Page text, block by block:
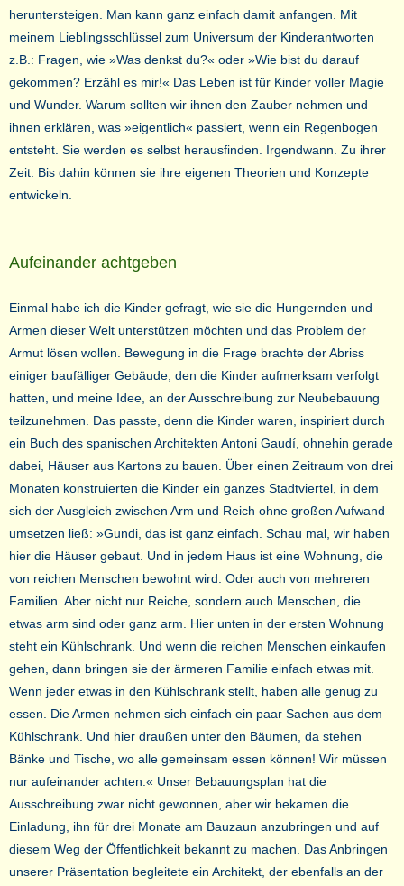
heruntersteigen. Man kann ganz einfach damit anfangen. Mit
meinem Lieblingsschlüssel zum Universum der Kinderantworten
z.B.: Fragen, wie »Was denkst du?« oder »Wie bist du darauf
gekommen? Erzähl es mir!« Das Leben ist für Kinder voller Magie
und Wunder. Warum sollten wir ihnen den Zauber nehmen und
ihnen erklären, was »eigentlich« passiert, wenn ein Regenbogen
entsteht. Sie werden es selbst herausfinden. Irgendwann. Zu ihrer
Zeit. Bis dahin können sie ihre eigenen Theorien und Konzepte
entwickeln.
Aufeinander achtgeben
Einmal habe ich die Kinder gefragt, wie sie die Hungernden und
Armen dieser Welt unterstützen möchten und das Problem der
Armut lösen wollen. Bewegung in die Frage brachte der Abriss
einiger baufälliger Gebäude, den die Kinder aufmerksam verfolgt
hatten, und meine Idee, an der Ausschreibung zur Neubebauung
teilzunehmen. Das passte, denn die Kinder waren, inspiriert durch
ein Buch des spanischen Architekten Antoni Gaudí, ohnehin gerade
dabei, Häuser aus Kartons zu bauen. Über einen Zeitraum von drei
Monaten konstruierten die Kinder ein ganzes Stadtviertel, in dem
sich der Ausgleich zwischen Arm und Reich ohne großen Aufwand
umsetzen ließ: »Gundi, das ist ganz einfach. Schau mal, wir haben
hier die Häuser gebaut. Und in jedem Haus ist eine Wohnung, die
von reichen Menschen bewohnt wird. Oder auch von mehreren
Familien. Aber nicht nur Reiche, sondern auch Menschen, die
etwas arm sind oder ganz arm. Hier unten in der ersten Wohnung
steht ein Kühlschrank. Und wenn die reichen Menschen einkaufen
gehen, dann bringen sie der ärmeren Familie einfach etwas mit.
Wenn jeder etwas in den Kühlschrank stellt, haben alle genug zu
essen. Die Armen nehmen sich einfach ein paar Sachen aus dem
Kühlschrank. Und hier draußen unter den Bäumen, da stehen
Bänke und Tische, wo alle gemeinsam essen können! Wir müssen
nur aufeinander achten.« Unser Bebauungsplan hat die
Ausschreibung zwar nicht gewonnen, aber wir bekamen die
Einladung, ihn für drei Monate am Bauzaun anzubringen und auf
diesem Weg der Öffentlichkeit bekannt zu machen. Das Anbringen
unserer Präsentation begleitete ein Architekt, der ebenfalls an der